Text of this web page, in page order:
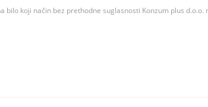
koji način bez prethodne suglasnosti Konzum plus d.o.o.